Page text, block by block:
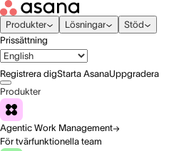
Produkter Lösningar
Stöd
Prissättning
Registrera digStarta AsanaUppgradera
Produkter
Agentic Work Management
För tvärfunktionella team